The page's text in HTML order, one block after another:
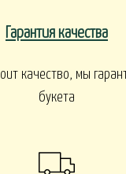
Гарантия качества
качество, мы
букета